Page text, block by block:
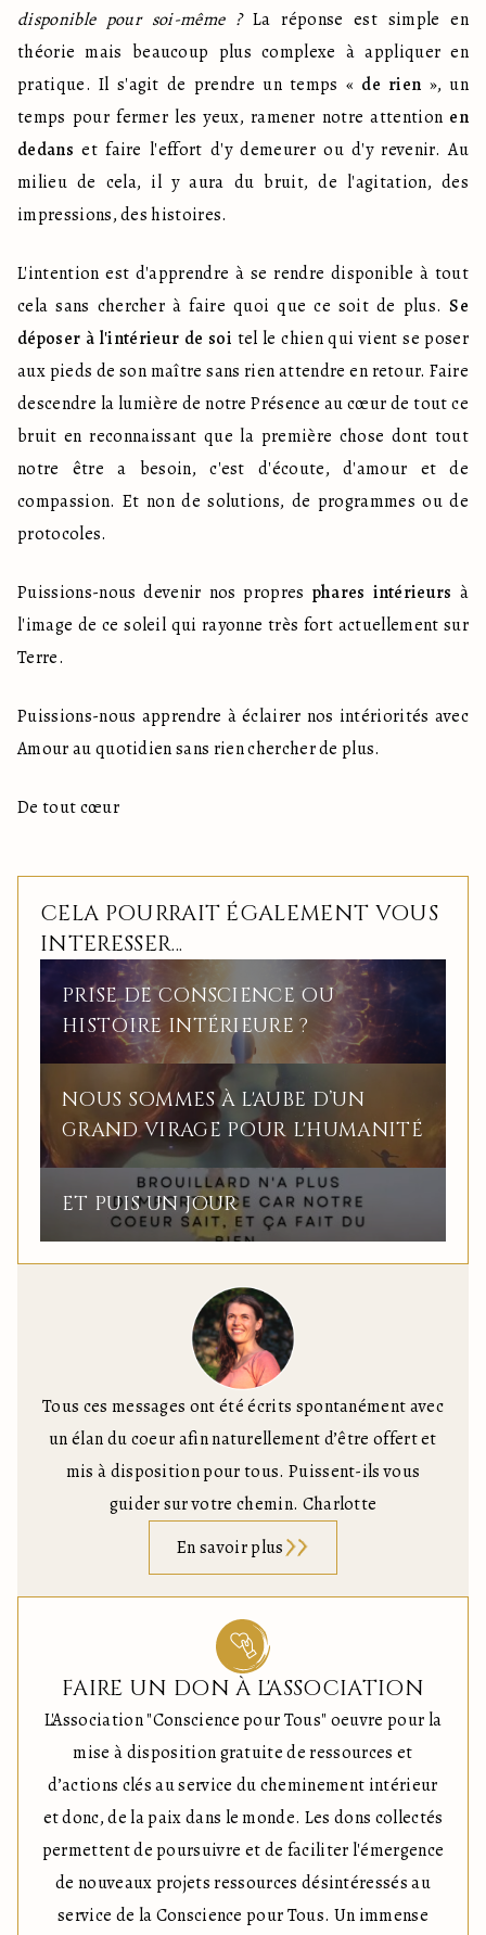
disponible pour soi-même ? La réponse est simple en
théorie mais beaucoup plus complexe à appliquer en
pratique. Il s'agit de prendre un temps « de rien », un
temps pour fermer les yeux, ramener notre attention en
dedans et faire l'effort d'y demeurer ou d'y revenir. Au
milieu de cela, il y aura du bruit, de l'agitation, des
impressions, des histoires.
L'intention est d'apprendre à se rendre disponible à tout
cela sans chercher à faire quoi que ce soit de plus. Se
déposer à l'intérieur de soi tel le chien qui vient se poser
aux pieds de son maître sans rien attendre en retour. Faire
descendre la lumière de notre Présence au cœur de tout ce
bruit en reconnaissant que la première chose dont tout
notre être a besoin, c'est d'écoute, d'amour et de
compassion. Et non de solutions, de programmes ou de
protocoles.
Puissions-nous devenir nos propres phares intérieurs à
l'image de ce soleil qui rayonne très fort actuellement sur
Terre.
Puissions-nous apprendre à éclairer nos intériorités avec
Amour au quotidien sans rien chercher de plus.
De tout cœur
CELA POURRAIT ÉGALEMENT VOUS
INTERESSER...
PRISE DE CONSCIENCE OU
HISTOIRE INTÉRIEURE ?
NOUS SOMMES À L'AUBE D’UN
GRAND VIRAGE POUR L'HUMANITÉ
ET PUIS UN JOUR
Tous ces messages ont été écrits spontanément avec
un élan du coeur afin naturellement d’être offert et
mis à disposition pour tous. Puissent-ils vous
guider sur votre chemin. Charlotte
En savoir plus
FAIRE UN DON À L'ASSOCIATION
L'Association "Conscience pour Tous" oeuvre pour la
mise à disposition gratuite de ressources et
d’actions clés au service du cheminement intérieur
et donc, de la paix dans le monde. Les dons collectés
permettent de poursuivre et de faciliter l'émergence
de nouveaux projets ressources désintéressés au
service de la Conscience pour Tous. Un immense